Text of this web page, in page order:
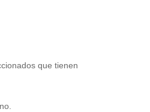
que tienen